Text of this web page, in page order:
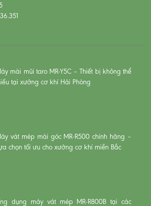
mài mũi taro MR-Y5C – Thiết bị không thể
tại xưởng cơ khí Hải Phòng
vát mép mài góc MR-R500 chính hãng –
chọn tối ưu cho xưởng cơ khí miền Bắc
dụng máy vát mép MR-R800B tại các